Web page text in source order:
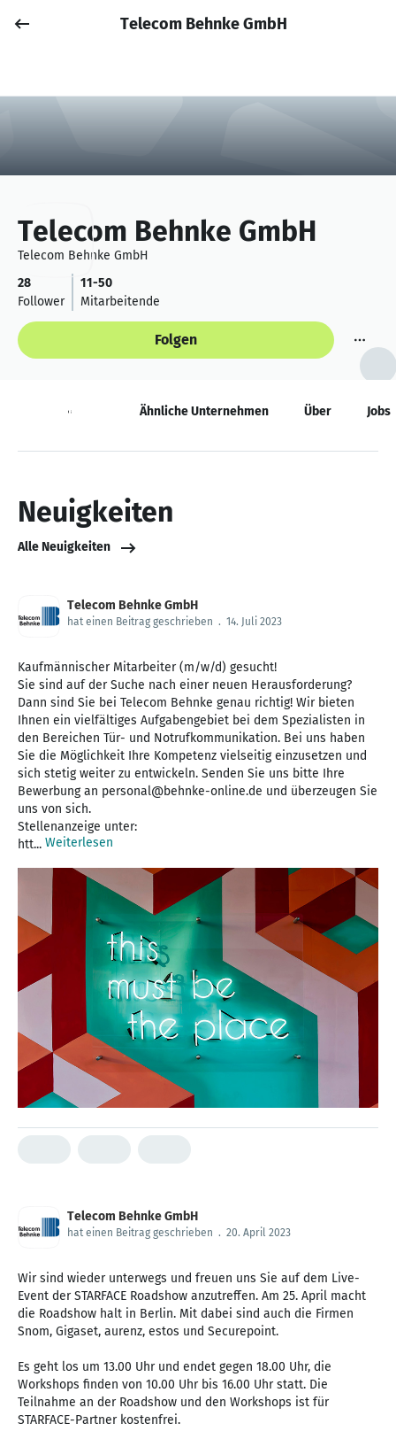
Anmelden
Telecom Behnke GmbH
Telecom Behnke GmbH
Telecom Behnke GmbH
28
Follower
11-50
Mitarbeitende
Folgen
Neuigkeiten Ähnliche Unternehmen Über Jobs
Neuigkeiten
Alle Neuigkeiten
Telecom Behnke GmbH
hat einen Beitrag geschrieben . 14. Juli 2023
Kaufmännischer Mitarbeiter (m/w/d) gesucht!
Sie sind auf der Suche nach einer neuen Herausforderung?
Dann sind Sie bei Telecom Behnke genau richtig! Wir bieten
Ihnen ein vielfältiges Aufgabengebiet bei dem Spezialisten in
den Bereichen Tür- und Notrufkommunikation. Bei uns haben
Sie die Möglichkeit Ihre Kompetenz vielseitig einzusetzen und
sich stetig weiter zu entwickeln. Senden Sie uns bitte Ihre
Bewerbung an personal@behnke-online.de und überzeugen Sie
uns von sich.
Stellenanzeige unter:
htt... Weiterlesen
Telecom Behnke GmbH
hat einen Beitrag geschrieben . 20. April 2023
Wir sind wieder unterwegs und freuen uns Sie auf dem Live-
Event der STARFACE Roadshow anzutreffen. Am 25. April macht
die Roadshow halt in Berlin. Mit dabei sind auch die Firmen
Snom, Gigaset, aurenz, estos und Securepoint.
Es geht los um 13.00 Uhr und endet gegen 18.00 Uhr, die
Workshops finden von 10.00 Uhr bis 16.00 Uhr statt. Die
Teilnahme an der Roadshow und den Workshops ist für
STARFACE-Partner kostenfrei.